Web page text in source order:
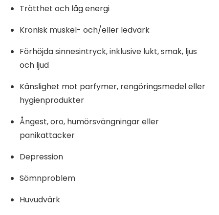
Trötthet och låg energi
Kronisk muskel- och/eller ledvärk
Förhöjda sinnesintryck, inklusive lukt, smak, ljus
och ljud
Känslighet mot parfymer, rengöringsmedel eller
hygienprodukter
Ångest, oro, humörsvängningar eller
panikattacker
Depression
Sömnproblem
Huvudvärk